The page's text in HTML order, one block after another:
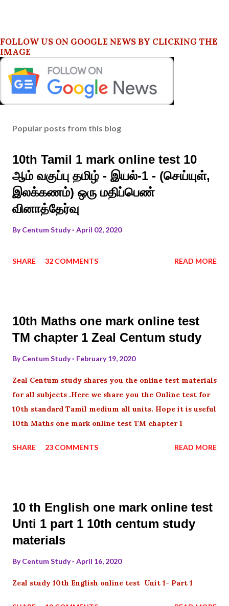
FOLLOW US ON GOOGLE NEWS BY CLICKING THE
IMAGE
Popular posts from this blog
10th Tamil 1 mark online test 10
ஆம் வகுப்பு தமிழ் - இயல்-1 - (செய்யுள்,
இலக்கணம்) ஒரு மதிப்பெண்
வினாத்தேர்வு
ByCentum Study April 02, 2020
SHARE 32 COMMENTS READ MORE
10th Maths one mark online test
TM chapter 1 Zeal Centum study
ByCentum Study February 19, 2020
Zeal Centum study shares you the online test materials
for all subjects .Here we share you the Online test for
10th standard Tamil medium all units. Hope it is useful
10th Maths one mark online test TM chapter 1
SHARE 23 COMMENTS READ MORE
10 th English one mark online test
Unti 1 part 1 10th centum study
materials
ByCentum Study April 16, 2020
Zeal study 10th English online test Unit 1- Part 1